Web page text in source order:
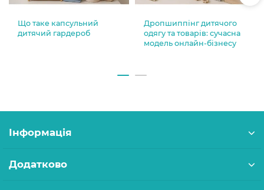
Що таке капсульний
дитячий гардероб
Дропшиппінг дитячого
одягу та товарів: сучасна
модель онлайн-бізнесу
Інформація
Додатково